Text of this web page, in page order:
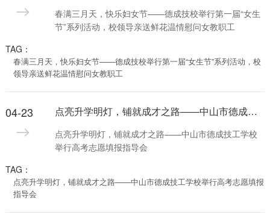
春满三月天，快乐妇女节——德成技校举行第一届“女生
节”系列活动，校领导亲送鲜花温情慰问女教职工
TAG：
春满三月天，快乐妇女节——德成技校举行第一届“女生节”系列活动，校
领导亲送鲜花温情慰问女教职工
04-23 点亮升学明灯，铺就成才之路——中山市德成技工学校举行高考志愿填报指导会
点亮升学明灯，铺就成才之路——中山市德成技工学校
举行高考志愿填报指导会
TAG：
点亮升学明灯，铺就成才之路——中山市德成技工学校举行高考志愿填报
指导会